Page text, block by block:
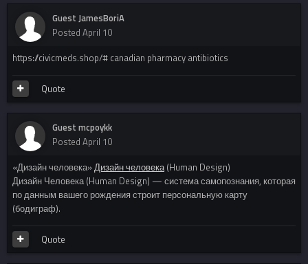
Guest JamesBoriA
Posted April 10
https://civicmeds.shop/# canadian pharmacy antibiotics
Quote
Guest mcpoykk
Posted April 10
«Дизайн человека»Дизайн человека(Human Design)
Дизайн Человека (Human Design) — система самопознания, которая
по данным вашего рождения строит персональную карту
(бодиграф).
Quote